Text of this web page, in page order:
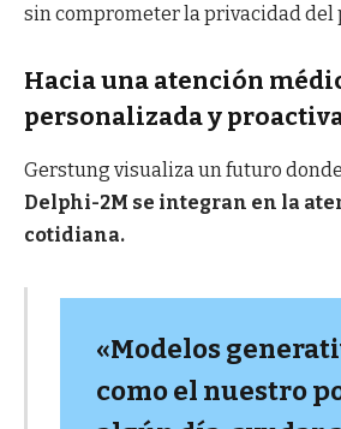
sin comprometer la privacidad del
Hacia una atención
personalizada y
Gerstung visualiza un futuro
Delphi-2M se integran en la
cotidiana.
«Modelos
como el nuestro